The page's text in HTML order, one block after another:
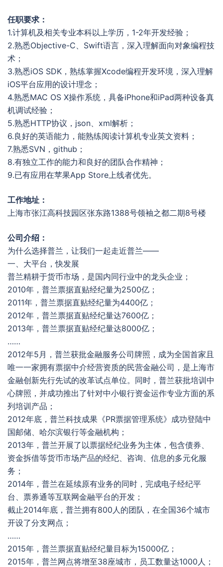
任职要求：
1.计算机及相关专业本科以上学历，1-2年开发经验；
2.熟悉Objective-C、Swift语言，深入理解面向对象编程技
术；
3.熟悉iOS SDK，熟练掌握Xcode编程开发环境，深入理解
iOS平台应用的设计理念；
4.熟悉MAC OS X操作系统，具备iPhone和iPad两种设备真
机调试经验；
5.熟悉HTTP协议，json、xml解析；
6.良好的英语能力，能熟练阅读计算机专业英文资料；
7.熟悉SVN，github；
8.有独立工作的能力和良好的团队合作精神；
9.已有应用在苹果App Store上线者优先。
工作地址：
上海市张江高科技园区张东路1388号领袖之都二期8号楼
公司介绍：
为什么选择普兰，让我们一起走近普兰——
一、大平台，快发展
普兰精耕于货币市场，是国内同行业中的龙头企业；
2010年，普兰票据直贴经纪量为2500亿；
2011年，普兰票据直贴经纪量为4400亿；
2012年，普兰票据直贴经纪量达7600亿；
2013年，普兰票据直贴经纪量达8000亿；
……
2012年5月，普兰获批金融服务公司牌照，成为全国首家且
唯一一家拥有票据中介经营资质的民营金融公司，是上海市
金融创新先行先试的改革试点单位。同时，普兰获批培训中
心牌照，并成功推出了针对中小银行资金运作专业方面的系
列培训产品；
2012年底，普兰科技成果《PR票据管理系统》成功登陆中
国邮储、哈尔滨银行等金融机构；
2013年，普兰开展了以票据经纪业务为主体，包含债券、
资金拆借等货币市场产品的经纪、咨询、信息的多元化服
务；
2014年，普兰在延续原有业务的同时，完成电子经纪平
台、票券通等互联网金融平台的开发；
截止2014年底，普兰拥有800人的团队，在全国36个城市
开设了分支网点；
……
2015年，普兰票据直贴经纪量目标为15000亿；
2015年，普兰网点将增至38座城市，员工数量达1000人；